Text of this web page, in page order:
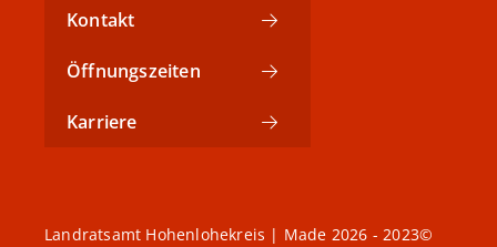
Kontakt
Öffnungszeiten
Karriere
©2023 - 2026 Landratsamt Hohenlohekreis | Made